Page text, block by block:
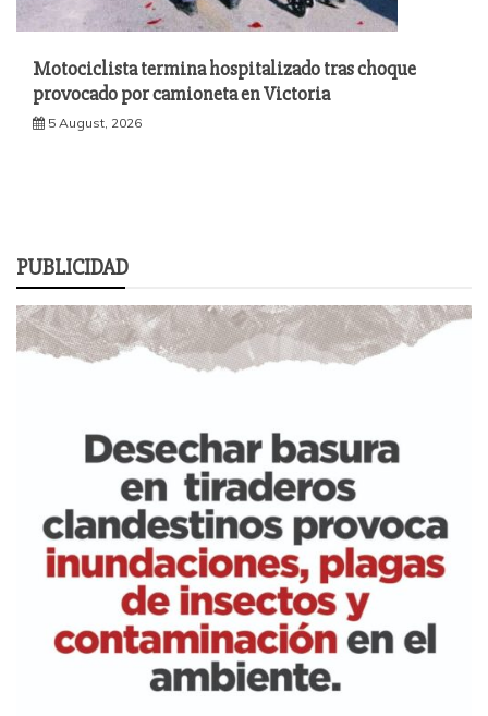
Motociclista termina hospitalizado tras choque
provocado por camioneta en Victoria
5 August, 2026
PUBLICIDAD